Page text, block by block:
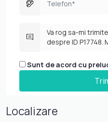
Sunt de acord cu
Localizare